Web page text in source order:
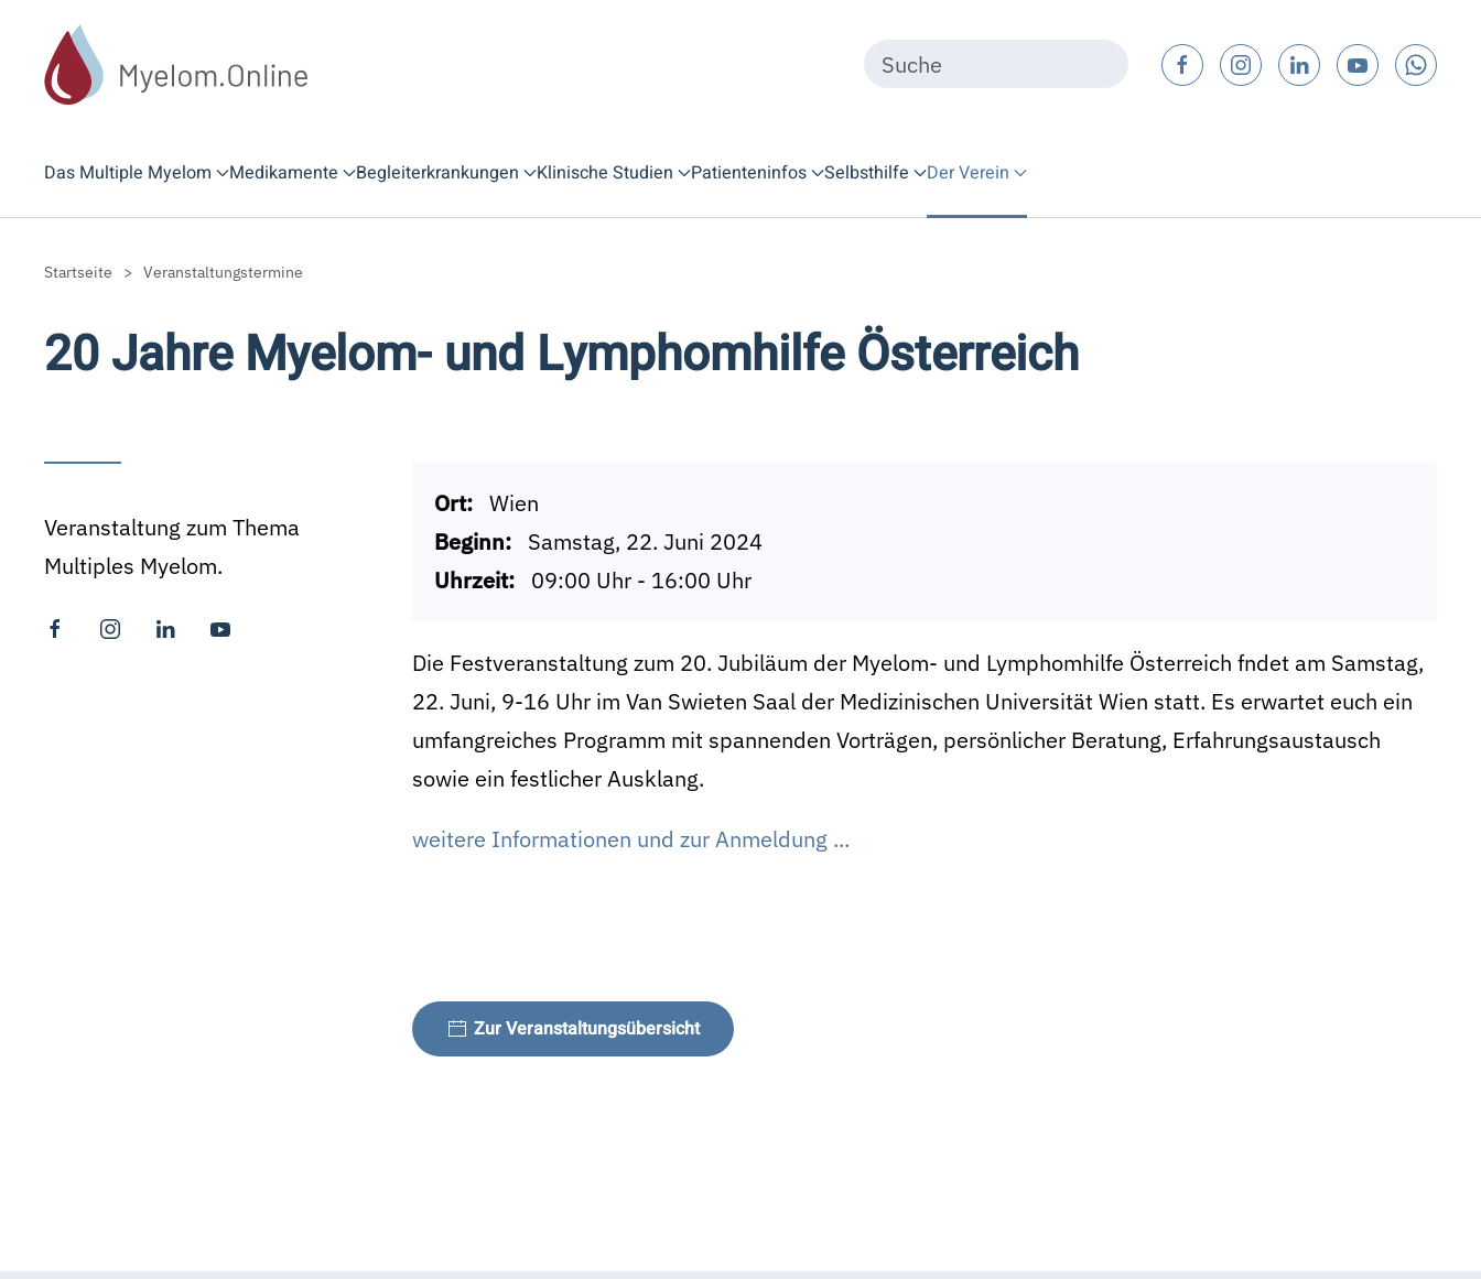
Zum Hauptinhalt springen
Das Multiple Myelom Medikamente Begleiterkrankungen Klinische Studien Patienteninfos Selbsthilfe Der Verein
Startseite Veranstaltungstermine
20 Jahre Myelom- und Lymphomhilfe Österreich
Veranstaltung zum Thema
Multiples Myelom.
Ort: Wien
Beginn:
Samstag, 22. Juni 2024
Uhrzeit:
09:00 Uhr - 16:00 Uhr
Die Festveranstaltung zum 20. Jubiläum der Myelom- und Lymphomhilfe Österreich fndet am Samstag,
22. Juni, 9-16 Uhr im Van Swieten Saal der Medizinischen Universität Wien statt. Es erwartet euch ein
umfangreiches Programm mit spannenden Vorträgen, persönlicher Beratung, Erfahrungsaustausch
sowie ein festlicher Ausklang.
weitere Informationen und zur Anmeldung ...
Zur Veranstaltungsübersicht